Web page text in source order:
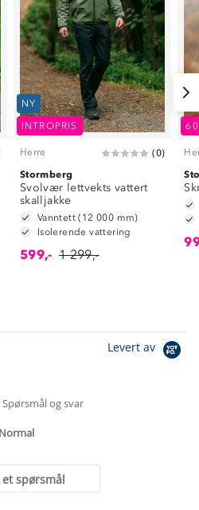
NY
INTROPRIS
Herre (0)
Stormberg
Svolvær lettvekts vattert
skalljakke
Vanntett (12 000 mm)
Isolerende vattering
599,- 1 299,-
Levert av
og svar
Normal
spørsmål